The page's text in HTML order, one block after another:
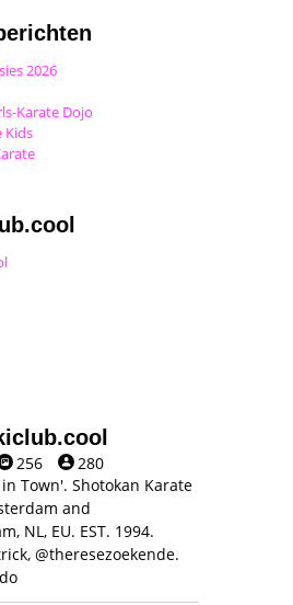
2026
Karate Dojo
Kids
256
280
Town'. Shotokan Karate
and
NL, EU. EST. 1994.
@theresezoekende.